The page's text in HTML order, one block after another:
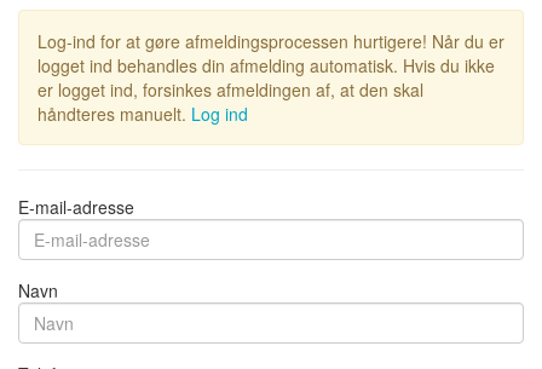
Log-ind for at gøre afmeldingsprocessen hurtigere! Når du er
logget ind behandles din afmelding automatisk. Hvis du ikke
er logget ind, forsinkes afmeldingen af, at den skal
håndteres manuelt. Log ind
E-mail-adresse
Navn